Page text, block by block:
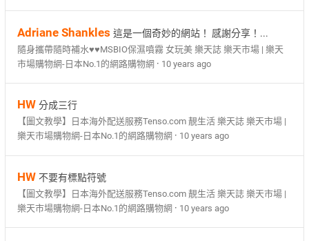
Adriane Shankles 這是一個奇妙的網站！ 感謝分享！...
隨身攜帶隨時補水♥♥MSBIO保濕噴霧 女玩美 樂天誌 樂天市場 | 樂天
市場購物網-日本No.1的網路購物網 · 10 years ago
HW 分成三行
【圖文教學】日本海外配送服務Tenso.com 靚生活 樂天誌 樂天市場 |
樂天市場購物網-日本No.1的網路購物網 · 10 years ago
HW 不要有標點符號
【圖文教學】日本海外配送服務Tenso.com 靚生活 樂天誌 樂天市場 |
樂天市場購物網-日本No.1的網路購物網 · 10 years ago